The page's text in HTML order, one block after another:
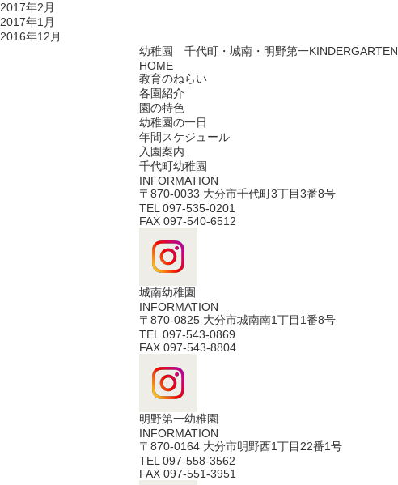
2017年2月
2017年1月
2016年12月
幼稚園 千代町・城南・明野第一KINDERGARTEN
HOME
教育のねらい
各園紹介
園の特色
幼稚園の一日
年間スケジュール
入園案内
千代町幼稚園
INFORMATION
〒870-0033 大分市千代町3丁目3番8号
TEL 097-535-0201
FAX 097-540-6512
城南幼稚園
INFORMATION
〒870-0825 大分市城南南1丁目1番8号
TEL 097-543-0869
FAX 097-543-8804
明野第一幼稚園
INFORMATION
〒870-0164 大分市明野西1丁目22番1号
TEL 097-558-3562
FAX 097-551-3951